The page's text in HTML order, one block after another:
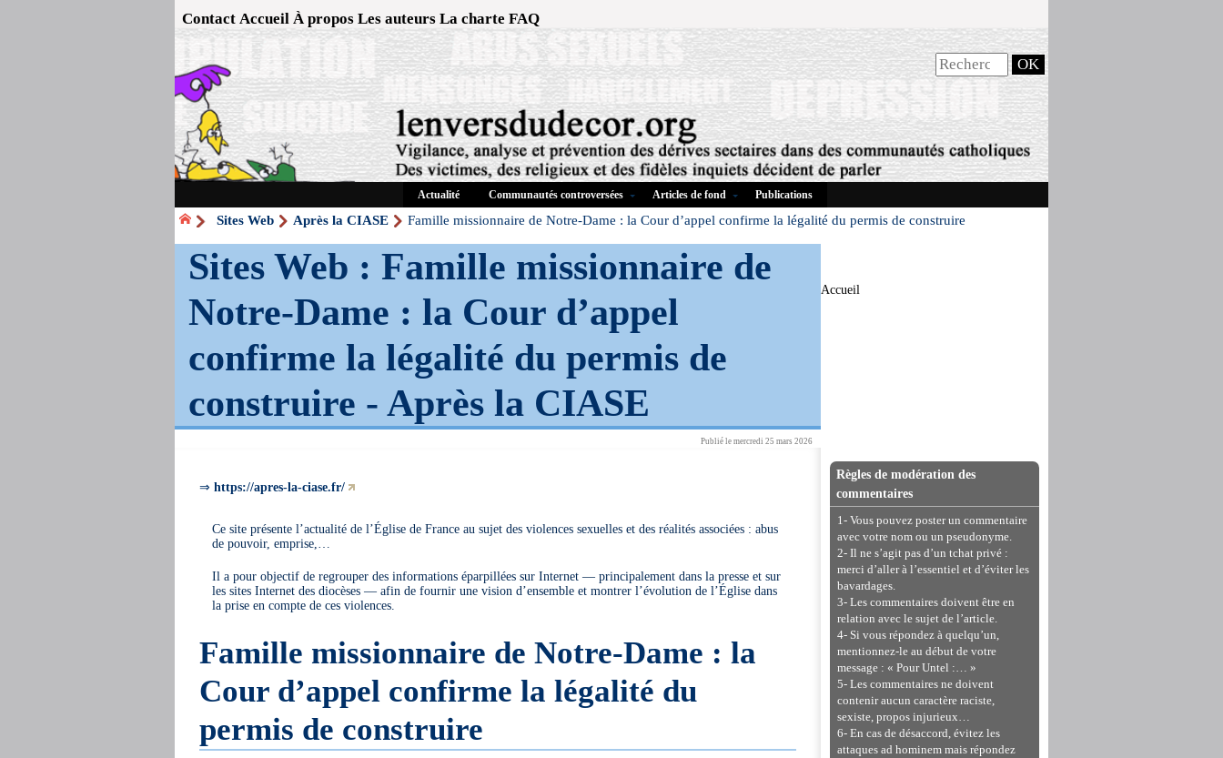
Contact Accueil À propos Les auteurs La charte FAQ
Actualité Communautés controversées Articles de fond Publications
Sites Web Après la CIASE Famille missionnaire de Notre-Dame : la Cour d’appel confirme la légalité du permis de construire
Sites Web : Famille missionnaire de
Notre-Dame : la Cour d’appel
confirme la légalité du permis de
construire -Après la CIASE
Publié le mercredi 25 mars 2026
⇒ https://apres-la-ciase.fr/
Ce site présente l’actualité de l’Église de France au sujet des violences sexuelles et des réalités associées : abus
de pouvoir, emprise,…
Il a pour objectif de regrouper des informations éparpillées sur Internet — principalement dans la presse et sur
les sites Internet des diocèses — afin de fournir une vision d’ensemble et montrer l’évolution de l’Église dans
la prise en compte de ces violences.
Famille missionnaire de Notre-Dame : la
Cour d’appel confirme la légalité du
permis de construire
Accueil
Règles de modération des
commentaires
1- Vous pouvez poster un commentaire
avec votre nom ou un pseudonyme.
2- Il ne s’agit pas d’un tchat privé :
merci d’aller à l’essentiel et d’éviter les
bavardages.
3- Les commentaires doivent être en
relation avec le sujet de l’article.
4- Si vous répondez à quelqu’un,
mentionnez-le au début de votre
message : « Pour Untel :… »
5- Les commentaires ne doivent
contenir aucun caractère raciste,
sexiste, propos injurieux…
6- En cas de désaccord, évitez les
attaques ad hominem mais répondez